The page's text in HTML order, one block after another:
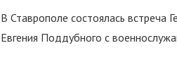
В Ставрополе состоялась встреча
Евгения Поддубного с